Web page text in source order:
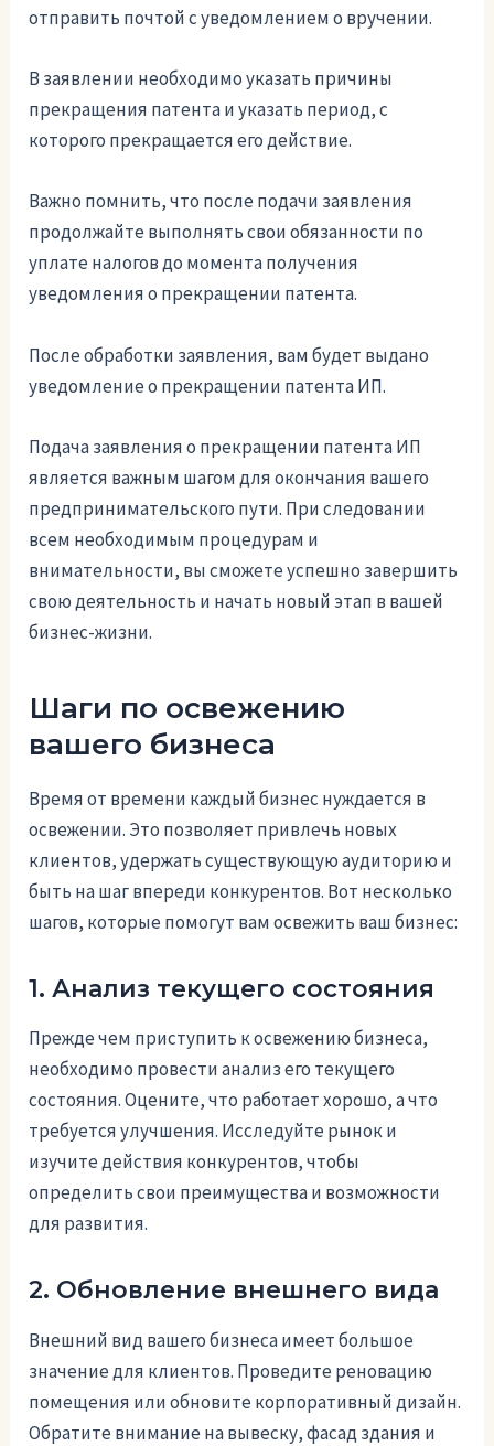
отправить почтой с уведомлением о вручении.
В заявлении необходимо указать причины
прекращения патента и указать период, с
которого прекращается его действие.
Важно помнить, что после подачи заявления
продолжайте выполнять свои обязанности по
уплате налогов до момента получения
уведомления о прекращении патента.
После обработки заявления, вам будет выдано
уведомление о прекращении патента ИП.
Подача заявления о прекращении патента ИП
является важным шагом для окончания вашего
предпринимательского пути. При следовании
всем необходимым процедурам и
внимательности, вы сможете успешно завершить
свою деятельность и начать новый этап в вашей
бизнес-жизни.
Шаги по освежению
вашего бизнеса
Время от времени каждый бизнес нуждается в
освежении. Это позволяет привлечь новых
клиентов, удержать существующую аудиторию и
быть на шаг впереди конкурентов. Вот несколько
шагов, которые помогут вам освежить ваш бизнес:
1. Анализ текущего состояния
Прежде чем приступить к освежению бизнеса,
необходимо провести анализ его текущего
состояния. Оцените, что работает хорошо, а что
требуется улучшения. Исследуйте рынок и
изучите действия конкурентов, чтобы
определить свои преимущества и возможности
для развития.
2. Обновление внешнего вида
Внешний вид вашего бизнеса имеет большое
значение для клиентов. Проведите реновацию
помещения или обновите корпоративный дизайн.
Обратите внимание на вывеску, фасад здания и